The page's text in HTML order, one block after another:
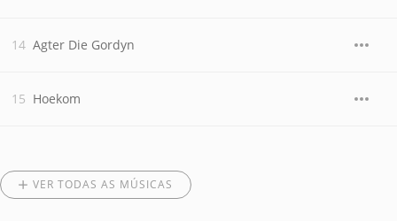
Agter Die Gordyn
Hoekom
VER TODAS AS MÚSICAS